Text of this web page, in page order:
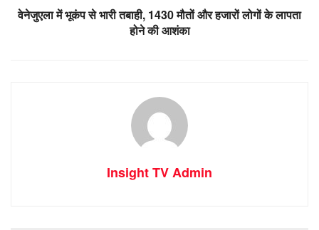
वेनेजुएला में भूकंप से भारी तबाही, 1430 मौतों और हजारों लोगों के लापता
होने की आशंका
Insight TV Admin